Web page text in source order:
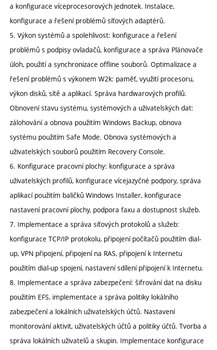
a konfigurace víceprocesorových jednotek. Instalace,
konfigurace a řešení problémů síťových adaptérů.
5. Výkon systémů a spolehlivost: konfigurace a řešení
problémů s podpisy ovladačů, konfigurace a správa Plánovače
úloh, použití a synchronizace offline souborů. Optimalizace a
řešení problémů s výkonem W2k: paměť, využití procesoru,
výkon disků, sítě a aplikací. Správa hardwarových profilů.
Obnovení stavu systému, systémových a uživatelských dat:
zálohování a obnova použitím Windows Backup, obnova
systému použitím Safe Mode. Obnova systémových a
uživatelských souborů použitím Recovery Console.
6. Konfigurace pracovní plochy: konfigurace a správa
uživatelských profilů, konfigurace vícejazyčné podpory, správa
aplikací použitím baličků Windows Installer, konfigurace
nastavení pracovní plochy, podpora faxu a dostupnost služeb.
7. Implementace a správa síťových protokolů a služeb:
konfigurace TCP/IP protokolu, připojení počítačů použitím dial-
up, VPN připojení, připojení na RAS, připojení k Internetu
použitím dial-up spojení, nastavení sdílení připojení k Internetu.
8. Implementace a správa zabezpečení: šifrování dat na disku
použitím EFS, implementace a správa politiky lokálního
zabezpečení a lokálních uživatelských účtů. Nastavení
monitorování aktivit, uživatelských účtů a politiky účtů. Tvorba a
správa lokálních uživatelů a skupin. Implementace konfigurace